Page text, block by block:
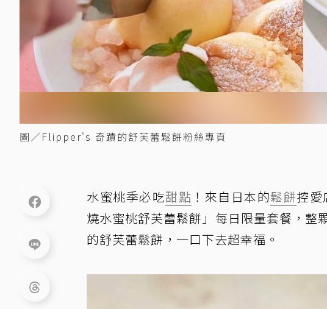
圖／Flipper's 奇蹟的舒芙蕾鬆餅粉絲專頁
水蜜桃季必吃甜點 ！來自日本的鬆餅控
燒水蜜桃舒芙蕾鬆餅」每日限量套餐，整
的舒芙蕾鬆餅，一口下去超幸福。